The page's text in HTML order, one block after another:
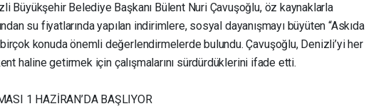
Büyükşehir Belediye Başkanı Bülent Nuri Çavuşoğlu, öz kaynaklarla
su fiyatlarında yapılan indirimlere, sosyal dayanışmayı büyüten “Askıda
birçok konuda önemli değerlendirmelerde bulundu. Çavuşoğlu, Denizli’yi her
haline getirmek için çalışmalarını sürdürdüklerini ifade etti.
1 HAZİRAN’DA BAŞLIYOR